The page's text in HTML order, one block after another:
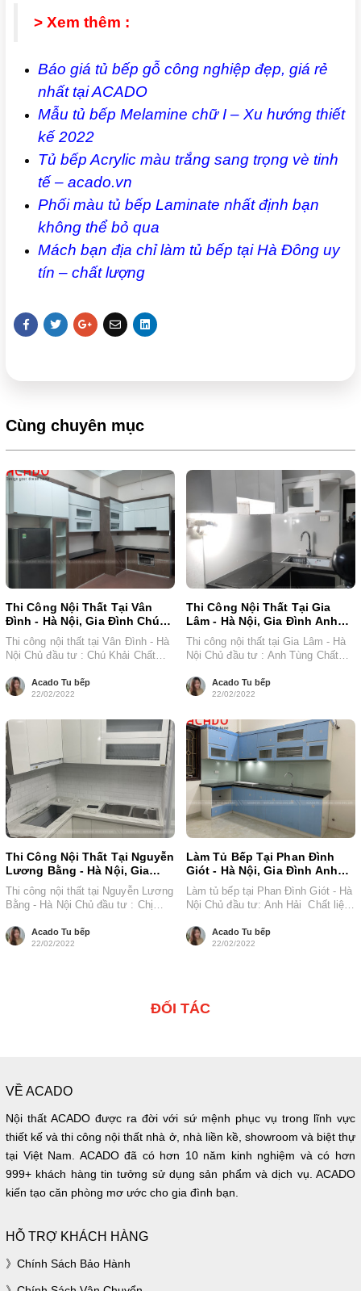
> Xem thêm :
Báo giá tủ bếp gỗ công nghiệp đẹp, giá rẻ
nhất tại ACADO
Mẫu tủ bếp Melamine chữ I – Xu hướng thiết
kế 2022
Tủ bếp Acrylic màu trắng sang trọng vè tinh
tế – acado.vn
Phối màu tủ bếp Laminate nhất định bạn
không thể bỏ qua
Mách bạn địa chỉ làm tủ bếp tại Hà Đông uy
tín – chất lượng
Cùng chuyên mục
Thi Công Nội Thất Tại Vân
Đình - Hà Nội, Gia Đình Chú
Khải
Thi công nội thất tại Vân Đình - Hà
Nội Chủ đầu tư : Chú Khải Chất
Acado Tu bếp
22/02/2022
Thi Công Nội Thất Tại Gia
Lâm - Hà Nội, Gia Đình Anh
Tùng
Thi công nội thất tại Gia Lâm - Hà
Nội Chủ đầu tư : Anh Tùng Chất
Acado Tu bếp
22/02/2022
Thi Công Nội Thất Tại Nguyễn
Lương Bằng - Hà Nội, Gia
Đình Chị Yến
Thi công nội thất tại Nguyễn Lương
Bằng - Hà Nội Chủ đầu tư : Chị
Acado Tu bếp
22/02/2022
Làm Tủ Bếp Tại Phan Đình
Giót - Hà Nội, Gia Đình Anh
Hải
Làm tủ bếp tại Phan Đình Giót - Hà
Nội Chủ đầu tư: Anh Hải Chất liệu:
Acado Tu bếp
22/02/2022
ĐỐI TÁC
VỀ ACADO
Nội thất ACADO được ra đời với sứ mệnh phục vụ trong lĩnh vực
thiết kế và thi công nội thất nhà ở, nhà liền kề, showroom và biệt thự
tại Việt Nam. ACADO đã có hơn 10 năm kinh nghiệm và có hơn
999+ khách hàng tin tưởng sử dụng sản phẩm và dịch vụ. ACADO
kiến tạo căn phòng mơ ước cho gia đình bạn.
HỖ TRỢ KHÁCH HÀNG
Chính Sách Bảo Hành